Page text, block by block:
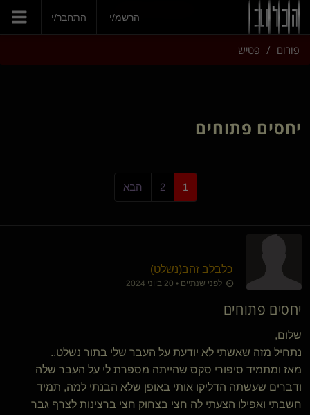
הצטרפי עכשיו
הרשמ/י התחבר/י
פורום פטיש
יחסים פתוחים
1
2 הבא
כלבלב זהב​(נשלט)
לפני שנתיים • 20 ביוני 2024
יחסים פתוחים
שלום,
נתחיל מזה שאשתי לא יודעת על העבר שלי בתור נשלט..
מאז ומתמיד סיפורי סקס שהייתה מספרת לי על העבר שלה
ודברים שעשתה הדליקו אותי באופן שלא הבנתי למה, תמיד
חשבתי ואפילו הצעתי לה חצי בצחוק חצי ברצינות לצרף גבר